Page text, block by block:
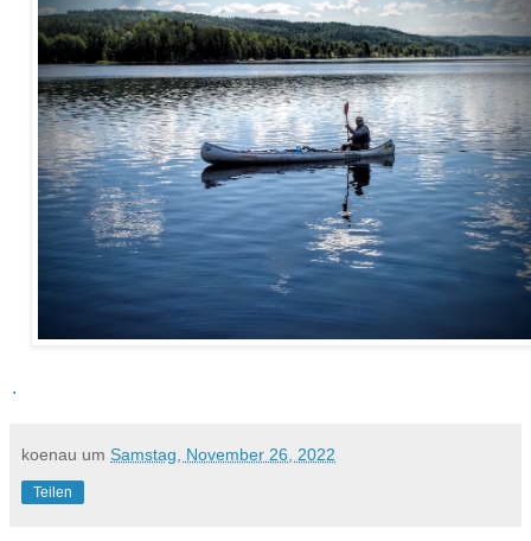
.
koenau um Samstag, November 26, 2022
Teilen